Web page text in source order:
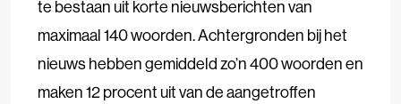
te bestaan uit korte nieuwsberichten van
maximaal 140 woorden. Achtergronden bij het
nieuws hebben gemiddeld zo’n 400 woorden en
maken 12 procent uit van de aangetroffen